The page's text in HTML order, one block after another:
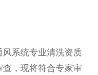
系统专业清洗资质
，现将符合专家审